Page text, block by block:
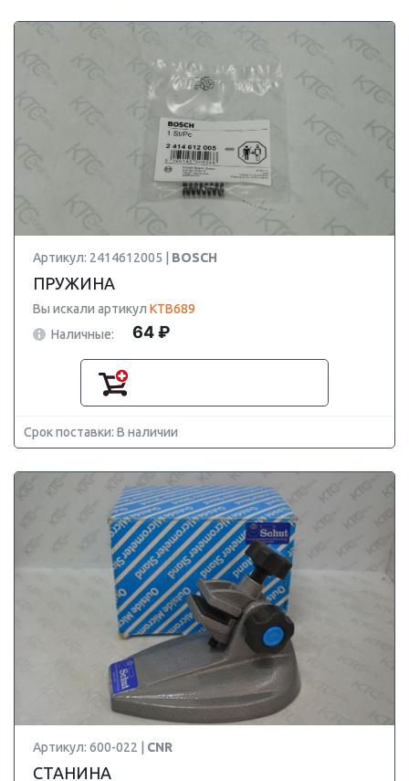
Артикул: 2414612005 | BOSCH
ПРУЖИНА
Вы искали артикул KTB689
Наличные:
64 ₽
Срок поставки: В наличии
Артикул: 600-022 | CNR
СТАНИНА